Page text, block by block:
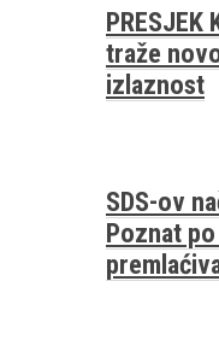
traže
izlaznost
SDS-ov
Poznat